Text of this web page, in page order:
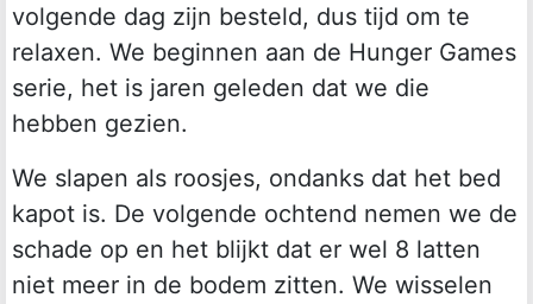
volgende dag zijn besteld, dus tijd om te
relaxen. We beginnen aan de Hunger Games
serie, het is jaren geleden dat we die
hebben gezien.
We slapen als roosjes, ondanks dat het bed
kapot is. De volgende ochtend nemen we de
schade op en het blijkt dat er wel 8 latten
niet meer in de bodem zitten. We wisselen